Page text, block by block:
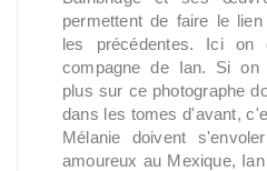
permettent de faire le
les précédentes. Ici on
compagne de Ian. Si on
plus sur ce photographe
dans les tomes d'avant,
Mélanie doivent
amoureux au Mexique,